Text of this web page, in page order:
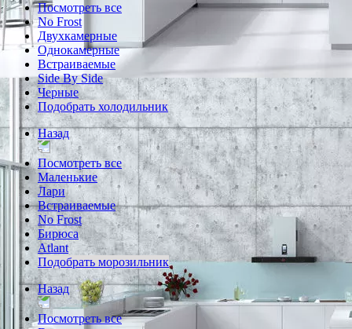
Посмотреть все
No Frost
Двухкамерные
Однокамерные
Встраиваемые
Side By Side
Черные
Подобрать холодильник
Назад
Посмотреть все
Маленькие
Лари
Встраиваемые
No Frost
Бирюса
Atlant
Подобрать морозильник
Назад
Посмотреть все